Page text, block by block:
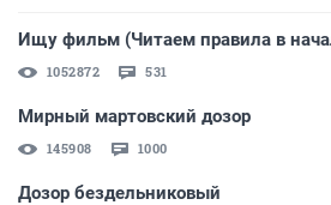
Ищу фильм (Читаем правила в
1052872 531
Мирный мартовский дозор
145908 1000
Дозор бездельниковый